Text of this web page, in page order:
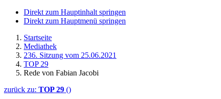
Direkt zum Hauptinhalt springen
Direkt zum Hauptmenü springen
Startseite
Mediathek
236. Sitzung vom 25.06.2021
TOP 29
Rede von Fabian Jacobi
zurück zu: TOP 29 ()